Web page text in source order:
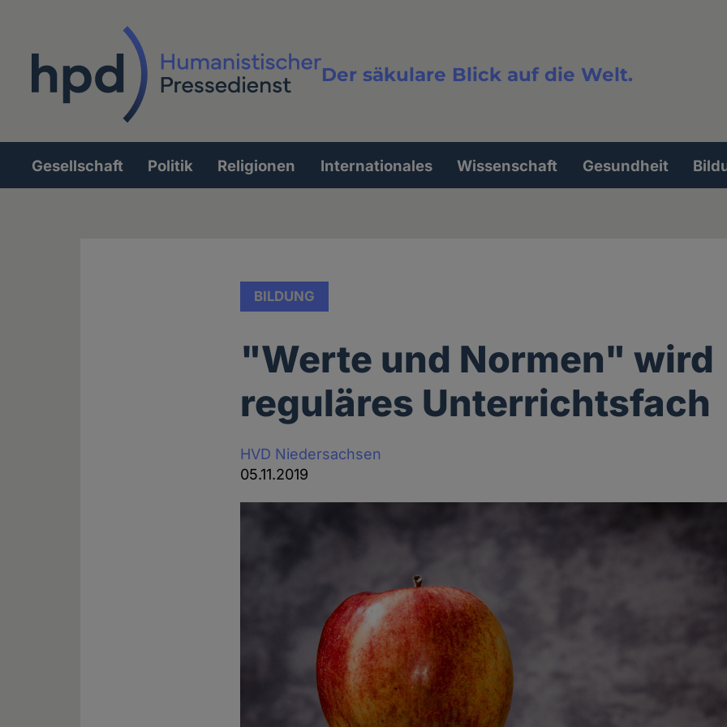
Der säkulare Blick auf die Welt.
Volltextsuche
Hauptnavigation
Gesellschaft Politik Religionen Internationales Wissenschaft Gesundheit
BILDUNG
"Werte und Normen" wird
reguläres Unterrichtsfach
HVD Niedersachsen
05.11.2019